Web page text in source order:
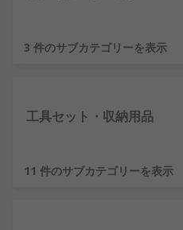
3 件のサブカテゴリーを表示
工具セット・収納用品
11 件のサブカテゴリーを表示